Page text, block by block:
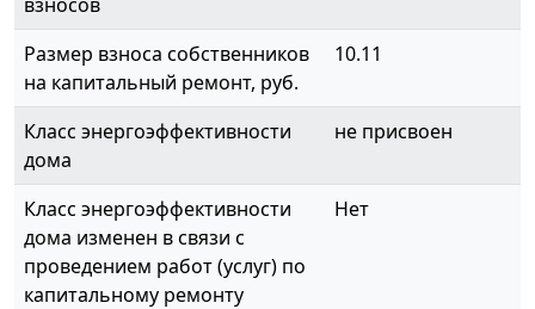
Размер взноса собственников
на капитальный ремонт, руб.
10.11
Класс энергоэффективности
дома
не присвоен
Класс энергоэффективности
дома изменен в связи с
проведением работ (услуг) по
капитальному ремонту
Нет